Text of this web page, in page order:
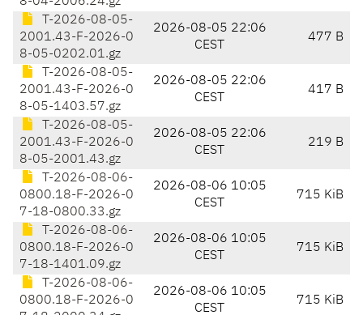
T-2026-08-05-
2001.43-F-2026-0
8-05-0202.01.gz
2026-08-05 22:06
CEST
477 B
T-2026-08-05-
2001.43-F-2026-0
8-05-1403.57.gz
2026-08-05 22:06
CEST
417 B
T-2026-08-05-
2001.43-F-2026-0
8-05-2001.43.gz
2026-08-05 22:06
CEST
219 B
T-2026-08-06-
0800.18-F-2026-0
7-18-0800.33.gz
2026-08-06 10:05
CEST
715 KiB
T-2026-08-06-
0800.18-F-2026-0
7-18-1401.09.gz
2026-08-06 10:05
CEST
715 KiB
T-2026-08-06-
0800.18-F-2026-0
2026-08-06 10:05
CEST
715 KiB